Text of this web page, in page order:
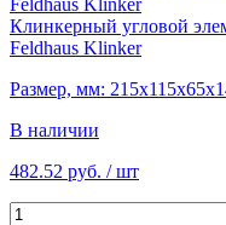
Клинкерный угловой
Feldhaus Klinker
Размер, мм:
В наличии
482.52 руб. / шт